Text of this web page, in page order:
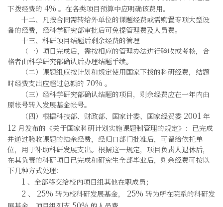
下拨经费的 4% 。在各类项目预算中应明确该费用。
十二、凡按合同需转给外单位的课题经费或需购置专项大型设
备的经费，经科学研究部审批后可免提管理费及人员费。
十三、科研项目结题后剩余经费的管理
（一）项目完成后，需按相应的管理办法进行验收或考核，合
格者由科学研究部确认后办理结题手续。
（二）课题组应按计划和规定使用国家下拨的科研经费，结题
时经费支出应超过总额的 70% 。
（三）经科学研究部确认结题的项目，剩余经费应在一年内由
原帐号转入发展基金帐号。
（四）根据科技部、财政部、国家计委、国家经贸委 2001 年
12 月发布的《关于国家科研计划实施课题制管理的规定》：已完成
并通过验收课题的结余经费，经归口部门批准后，可留给依托单
位，用于补助科研发展支出。根据这一规定，项目负责人退休后，
在其负责的科研项目已完成和研究生全部毕业后，剩余经费可按以
下几种方式处理：
1 、全部移交给校内项目组其他在职成员；
2 、 25% 转为校科研发展基金， 25% 转为所在院系的科研发